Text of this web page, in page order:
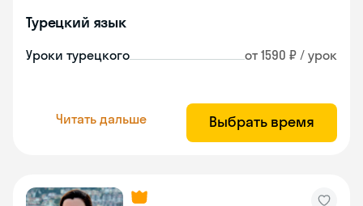
Турецкий язык
Уроки турецкого от 1590 ₽ / урок
Читать дальше Выбрать время